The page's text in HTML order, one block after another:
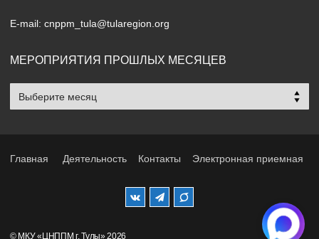
E-mail: cnppm_tula@tularegion.org
МЕРОПРИЯТИЯ ПРОШЛЫХ МЕСЯЦЕВ
Мероприятия
прошлых
Главная Деятельность Контакты Электронная приемная
© МКУ «ЦНППМ г. Тулы» 2026